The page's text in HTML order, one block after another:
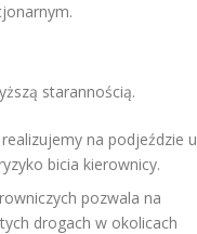
starannością.
na podjeździe u
bicia kierownicy.
pozwala na
drogach w okolicach